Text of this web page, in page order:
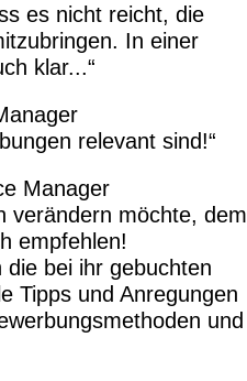
es nicht reicht, die
In einer
klar...
relevant sind!
Manager
verändern möchte, dem
empfehlen!
bei ihr gebuchten
Tipps und Anregungen
und